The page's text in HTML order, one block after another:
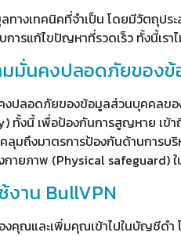
ทางเทคนิคที่จำเป็น โดยมีวัตถุปร
การแก้ไขปัญหาที่รวดเร็ว ทั้งนี้เร
มมั่นคงปลอดภัยของ
คงปลอดภัยของข้อมูลส่วนบุคคล
ทั้งนี้ เพื่อป้องกันการสูญหาย เข้
มถึงมาตรการป้องกันด้านการบ
กายภาพ (Physical safeguard)
งาน BullVPN
งคุณและเพิ่มคุณเข้าไปในบัญชีดำ